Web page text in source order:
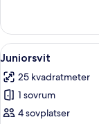
tvåbäddsrum
2
Öppna
alla
foton
för
Juniorsvit
5
Juniorsvit
25 kvadratmeter
1 sovrum
4 sovplatser